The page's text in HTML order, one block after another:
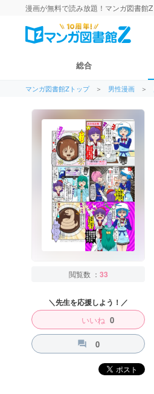
漫画が無料で読み放題！マンガ図書館Z
総合
マンガ図書館Zトップ ＞ 男性漫画 ＞
閲覧数 ： 33
＼先生を応援しよう！／
いいね 0
question_answer 0